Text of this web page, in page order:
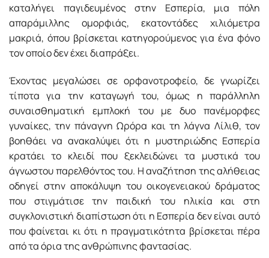
καταλήγει παγιδευμένος στην Εσπερία, μια πόλη
απαράμιλλης ομορφιάς, εκατοντάδες χιλιόμετρα
μακριά, όπου βρίσκεται κατηγορούμενος για ένα φόνο
τον οποίο δεν έχει διαπράξει.
Έχοντας μεγαλώσει σε ορφανοτροφείο, δε γνωρίζει
τίποτα για την καταγωγή του, όμως η παράλληλη
συναισθηματική εμπλοκή του με δυο πανέμορφες
γυναίκες, την πάναγνη Ωρόρα και τη λάγνα Λίλιθ, τον
βοηθάει να ανακαλύψει ότι η μυστηριώδης Εσπερία
κρατάει το κλειδί που ξεκλειδώνει τα μυστικά του
άγνωστου παρελθόντος του. Η αναζήτηση της αλήθειας
οδηγεί στην αποκάλυψη του οικογενειακού δράματος
που στιγμάτισε την παιδική του ηλικία και στη
συγκλονιστική διαπίστωση ότι η Εσπερία δεν είναι αυτό
που φαίνεται κι ότι η πραγματικότητα βρίσκεται πέρα
από τα όρια της ανθρώπινης φαντασίας.